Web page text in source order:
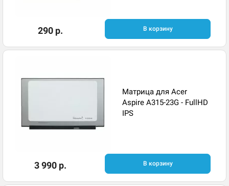
290 р. В корзину
Матрица для Acer
Aspire A315-23G - FullHD
IPS
3 990 р. В корзину